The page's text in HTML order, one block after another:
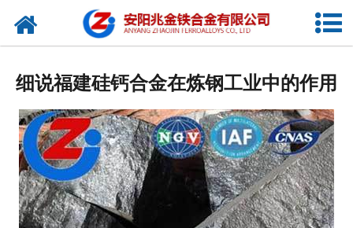
网站首页
产品中心
厂容厂貌
视频中心
细说福建硅钙合金在炼钢工业中的作用